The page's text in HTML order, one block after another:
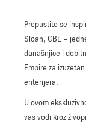
Prepustite se
Sloan, CBE –
današnjice i
Empire za
enterijera.
U ovom
vas vodi kroz